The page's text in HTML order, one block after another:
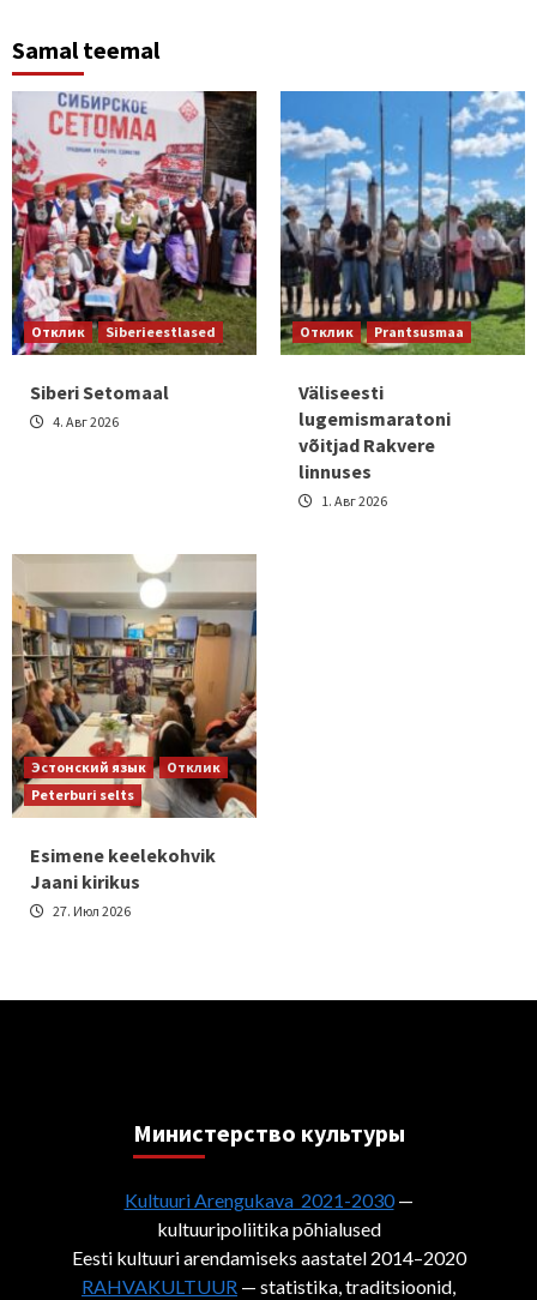
Samal teemal
Отклик Siberieestlased
Siberi Setomaal
4. Авг 2026
Отклик Prantsusmaa
Väliseesti
lugemismaratoni
võitjad Rakvere
linnuses
1. Авг 2026
Эстонский язык
Отклик
Peterburi selts
Esimene keelekohvik
Jaani kirikus
27. Июл 2026
Министерствo культуры
Kultuuri Arengukava 2021-2030—
kultuuripoliitika põhialused
Eesti kultuuri arendamiseks aastatel 2014–2020
RAHVAKULTUUR — statistika, traditsioonid,